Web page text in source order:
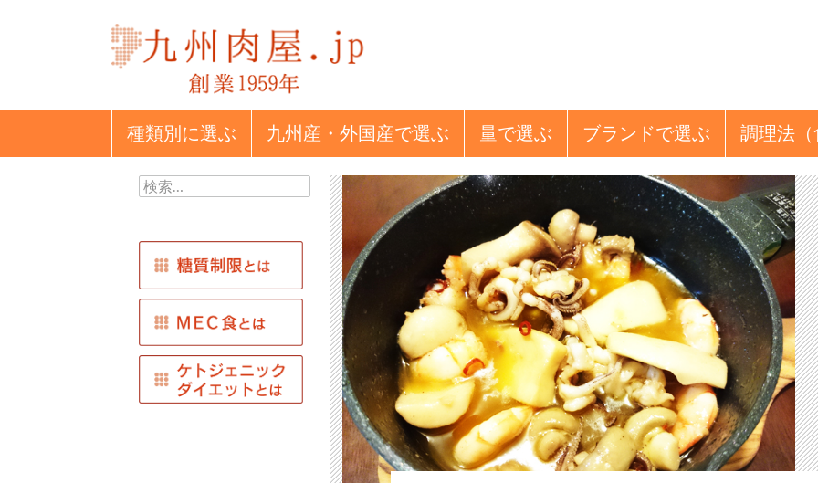
種類別 に選ぶ 九州産・外国産で選ぶ 量で選ぶ ブランドで選ぶ 調理法
検
索: